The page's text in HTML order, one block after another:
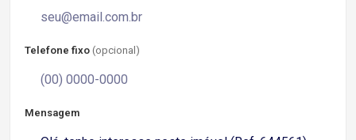
Telefone fixo (opcional)
Mensagem